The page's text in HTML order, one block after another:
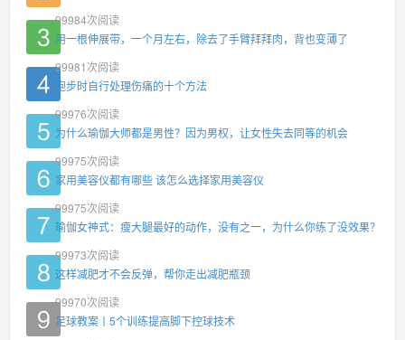
99984次阅读
用一根伸展带，一个月左右，除去了手臂拜拜肉，背也变薄了
99981 次阅读
跑步时自行处理伤痛的十个方法
99976次阅读
为什么瑜伽大师都是男性？因为男权，让女性失去同等的机会
99975次阅读
家用美容仪都有哪些 该怎么选择家用美容仪
99975次阅读
瑜伽女神式：瘦大腿最好的动作，没有之一，为什么你练了没效果？
99973次阅读
这样减肥才不会反弹，帮你走出减肥瓶颈
99970次阅读
足球教案丨5个训练提高脚下控球技术